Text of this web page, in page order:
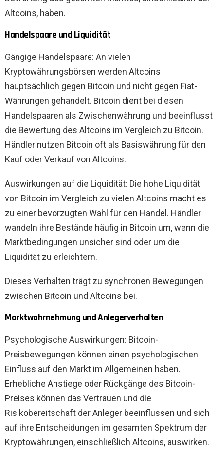
Altcoins, haben.
Handelspaare und Liquidität
Gängige Handelspaare: An vielen
Kryptowährungsbörsen werden Altcoins
hauptsächlich gegen Bitcoin und nicht gegen Fiat-
Währungen gehandelt. Bitcoin dient bei diesen
Handelspaaren als Zwischenwährung und beeinflusst
die Bewertung des Altcoins im Vergleich zu Bitcoin.
Händler nutzen Bitcoin oft als Basiswährung für den
Kauf oder Verkauf von Altcoins.
Auswirkungen auf die Liquidität: Die hohe Liquidität
von Bitcoin im Vergleich zu vielen Altcoins macht es
zu einer bevorzugten Wahl für den Handel. Händler
wandeln ihre Bestände häufig in Bitcoin um, wenn die
Marktbedingungen unsicher sind oder um die
Liquidität zu erleichtern.
Dieses Verhalten trägt zu synchronen Bewegungen
zwischen Bitcoin und Altcoins bei.
Marktwahrnehmung und Anlegerverhalten
Psychologische Auswirkungen: Bitcoin-
Preisbewegungen können einen psychologischen
Einfluss auf den Markt im Allgemeinen haben.
Erhebliche Anstiege oder Rückgänge des Bitcoin-
Preises können das Vertrauen und die
Risikobereitschaft der Anleger beeinflussen und sich
auf ihre Entscheidungen im gesamten Spektrum der
Kryptowährungen, einschließlich Altcoins, auswirken.